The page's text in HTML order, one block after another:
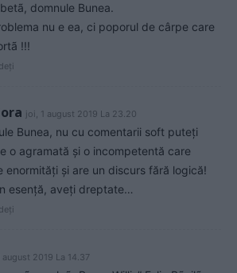
domnule Bunea.
nu e ea, ci poporul de cârpe care
!!!
joi, 1 august 2019 La 23.20
Bunea, nu cu comentarii soft puteți
o agramată și o incompetentă care
enormități și are un discurs fără logică!
esență, aveți dreptate…
august 2019 La 14.37